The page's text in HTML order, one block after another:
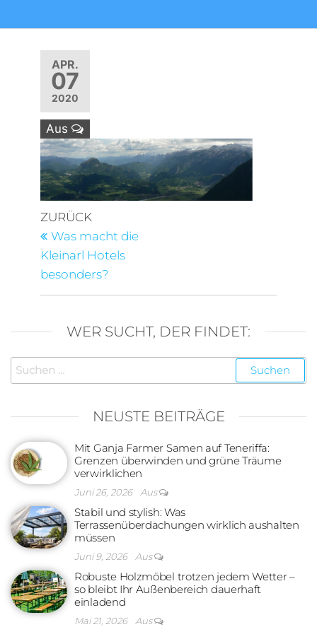
APR.
07
2020
Aus
Beitragsnavigation
Vorheriger
Beitrag
ZURÜCK
Was macht die
Kleinarl Hotels
besonders?
WER SUCHT, DER FINDET:
Suchen
nach:
NEUSTE BEITRÄGE
Mit Ganja Farmer Samen auf Teneriffa:
Grenzen überwinden und grüne Träume
verwirklichen
Juni 26, 2026 Aus
Stabil und stylish: Was
Terrassenüberdachungen wirklich aushalten
müssen
Juni 9, 2026 Aus
Robuste Holzmöbel trotzen jedem Wetter –
so bleibt Ihr Außenbereich dauerhaft
einladend
Mai 21, 2026 Aus